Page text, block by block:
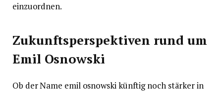
einzuordnen.
Zukunftsperspektiven rund um
Emil Osnowski
Ob der Name emil osnowski künftig noch stärker in